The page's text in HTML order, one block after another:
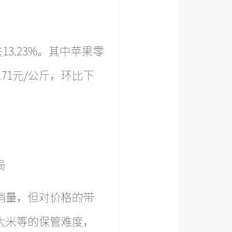
。其中苹果零
元/公斤，环比下
量，但对价格的带
等的保管难度，